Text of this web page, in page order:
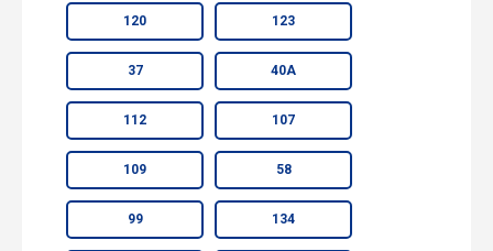
120 123
37 40А
112 107
109 58
99 134